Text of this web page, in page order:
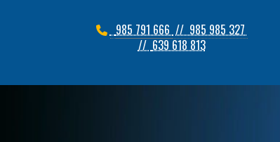
985 791 666 // 985 985 327
// 639 618 813